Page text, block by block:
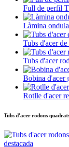
Full de perfil
Làmina
Tubs d'acer
Tubs d'acer
Bobina d'acer
Rotlle d'acer
Tubs d'acer rodons